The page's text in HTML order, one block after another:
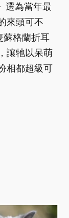
選為當年最
來頭可不
蘇格蘭折耳
讓牠以呆萌
相都超級可